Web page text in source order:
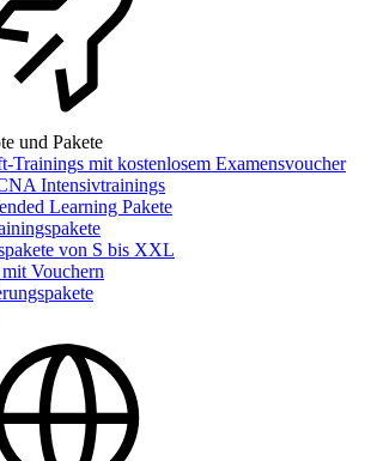
und Pakete
Trainings mit kostenlosem Examensvoucher
Intensivtrainings
Learning Pakete
von S bis XXL
Vouchern